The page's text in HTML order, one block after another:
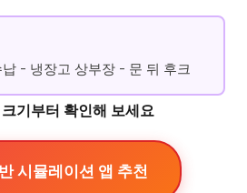
납 - 냉장고 상부장 - 문 뒤 후크
기부터 확인해 보세요
시뮬레이션 앱 추천